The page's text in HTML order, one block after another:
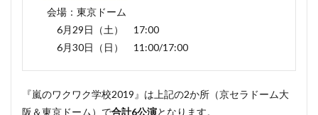
開始
はい
め
会場：東京ドーム
6月29日（土） 17:00
6月30日（日） 11:00/17:00
『嵐のワクワク学校2019』は上記の2か所（京セラドーム大
阪＆東京ドーム）で合計6公演となります。